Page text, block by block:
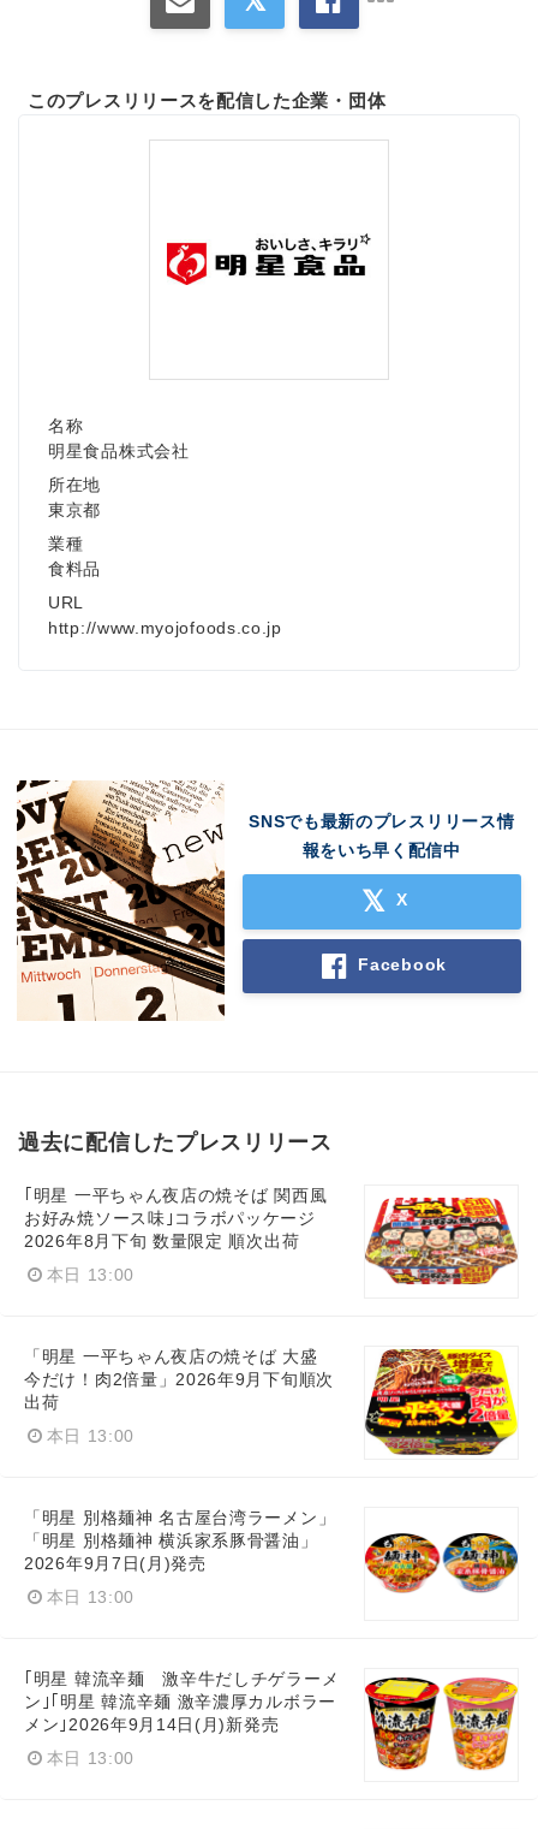
このプレスリリースを配信した企業・団体
名称
明星食品株式会社
所在地
東京都
業種
食料品
URL
http://www.myojofoods.co.jp
SNSでも最新のプレスリリース情
報をいち早く配信中
X
Facebook
過去に配信したプレスリリース
｢明星 一平ちゃん夜店の焼そば 関西風
お好み焼ソース味｣コラボパッケージ
2026年8月下旬 数量限定 順次出荷
本日 13:00
「明星 一平ちゃん夜店の焼そば 大盛
今だけ！肉2倍量」2026年9月下旬順次
出荷
本日 13:00
「明星 別格麺神 名古屋台湾ラーメン」
「明星 別格麺神 横浜家系豚骨醤油」
2026年9月7日(月)発売
本日 13:00
｢明星 韓流辛麺 激辛牛だしチゲラーメ
ン｣｢明星 韓流辛麺 激辛濃厚カルボラー
メン｣2026年9月14日(月)新発売
本日 13:00